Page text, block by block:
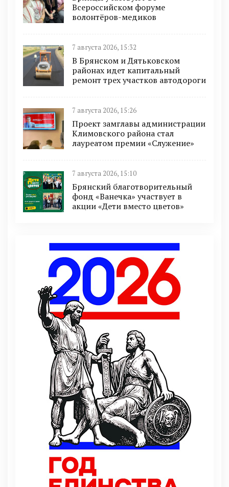
Всероссийском форуме
волонтёров-медиков
7 августа 2026, 15:32
В Брянском и Дятьковском
районах идет капитальный
ремонт трех участков автодороги
7 августа 2026, 15:26
Проект замглавы администрации
Климовского района стал
лауреатом премии «Служение»
7 августа 2026, 15:10
Брянский благотворительный
фонд «Ванечка» участвует в
акции «Дети вместо цветов»